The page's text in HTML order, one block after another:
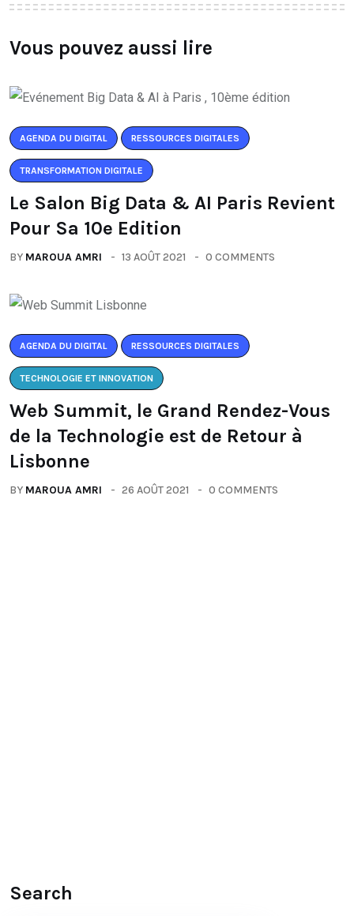
Vous pouvez aussi lire
AGENDA DU DIGITAL RESSOURCES DIGITALES
TRANSFORMATION DIGITALE
Le Salon Big Data & AI Paris Revient
Pour Sa 10e Edition
BY MAROUA AMRI 13 AOÛT 2021 0 COMMENTS
AGENDA DU DIGITAL RESSOURCES DIGITALES
TECHNOLOGIE ET INNOVATION
Web Summit, le Grand Rendez-Vous
de la Technologie est de Retour à
Lisbonne
BY MAROUA AMRI 26 AOÛT 2021 0 COMMENTS
Search